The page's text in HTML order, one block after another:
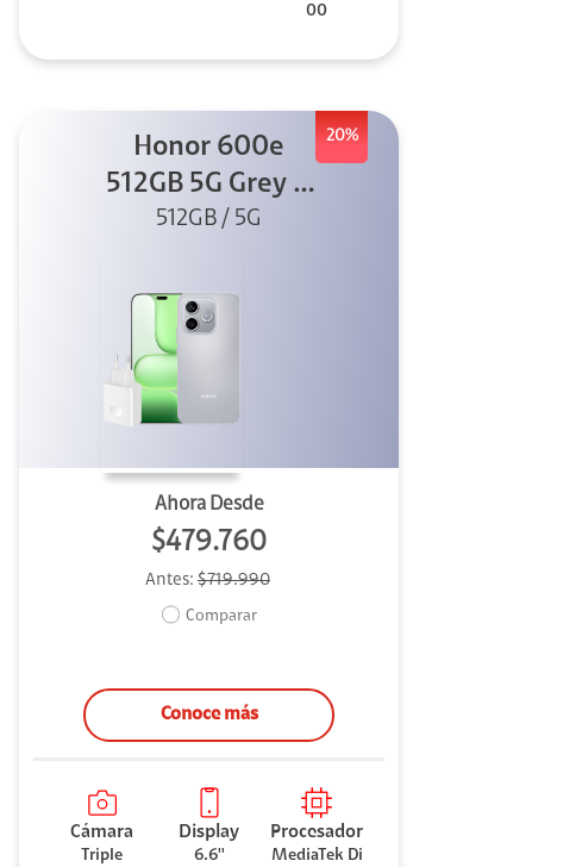
00
20%
Honor 600e
512GB 5G Grey +
45W
512GB / 5G
Ahora Desde
$479.760
Antes: $719.990
Comparar
Conoce más
Cámara
Triple
Display
6.6''
Procesador
MediaTek Di